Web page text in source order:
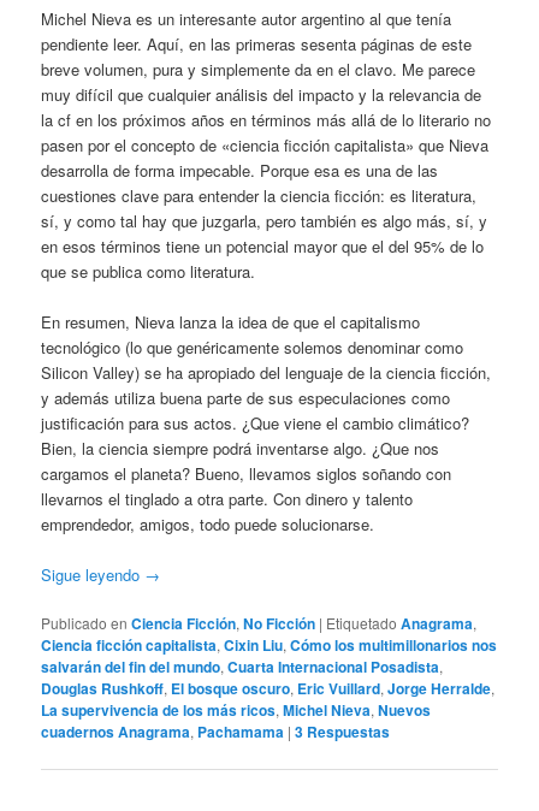
Michel Nieva es un interesante autor argentino al que tenía
pendiente leer. Aquí, en las primeras sesenta páginas de este
breve volumen, pura y simplemente da en el clavo. Me parece
muy difícil que cualquier análisis del impacto y la relevancia de
la cf en los próximos años en términos más allá de lo literario no
pasen por el concepto de «ciencia ficción capitalista» que Nieva
desarrolla de forma impecable. Porque esa es una de las
cuestiones clave para entender la ciencia ficción: es literatura,
sí, y como tal hay que juzgarla, pero también es algo más, sí, y
en esos términos tiene un potencial mayor que el del 95% de lo
que se publica como literatura.
En resumen, Nieva lanza la idea de que el capitalismo
tecnológico (lo que genéricamente solemos denominar como
Silicon Valley) se ha apropiado del lenguaje de la ciencia ficción,
y además utiliza buena parte de sus especulaciones como
justificación para sus actos. ¿Que viene el cambio climático?
Bien, la ciencia siempre podrá inventarse algo. ¿Que nos
cargamos el planeta? Bueno, llevamos siglos soñando con
llevarnos el tinglado a otra parte. Con dinero y talento
emprendedor, amigos, todo puede solucionarse.
Sigue leyendo →
Publicado en Ciencia Ficción,No Ficción | Etiquetado Anagrama,
Ciencia ficción capitalista,Cixin Liu,Cómo los multimillonarios nos
salvarán del fin del mundo,Cuarta Internacional Posadista,
Douglas Rushkoff, El bosque oscuro, Eric Vuillard,Jorge Herralde,
La supervivencia de los más ricos,Michel Nieva,Nuevos
cuadernos Anagrama, Pachamama |3 Respuestas